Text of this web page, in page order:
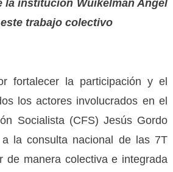
la institución Wuikelman Angel
trabajo colectivo
fortalecer la participación y el
los actores involucrados en el
Socialista (CFS) Jesús Gordo
la consulta nacional de las 7T
de manera colectiva e integrada